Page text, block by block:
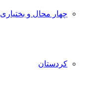
چهار محال و بختیاری
کردستان